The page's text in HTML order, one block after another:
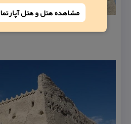
مشاهده هتل و هتل‌